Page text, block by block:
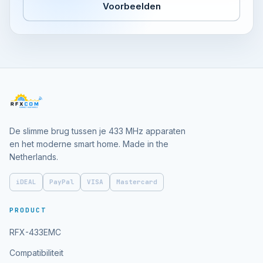
Voorbeelden
De slimme brug tussen je 433 MHz apparaten
en het moderne smart home. Made in the
Netherlands.
iDEAL PayPal VISA Mastercard
PRODUCT
RFX-433EMC
Compatibiliteit